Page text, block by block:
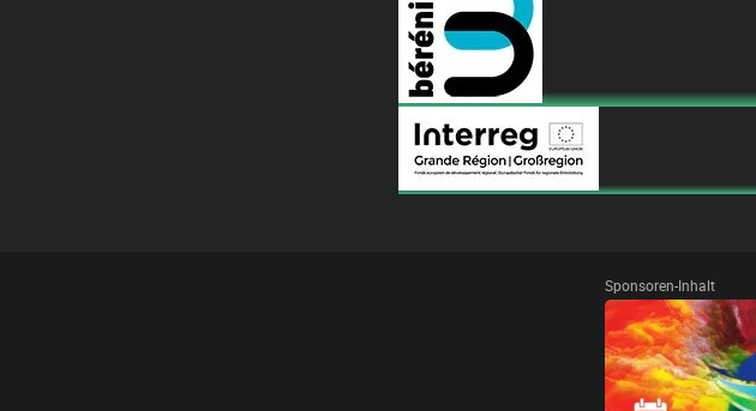
Sponsoren-Inhalt